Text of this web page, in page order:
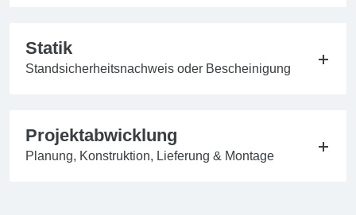
Statik
Standsicherheitsnachweis oder Bescheinigung
Projektabwicklung
Planung, Konstruktion, Lieferung & Montage